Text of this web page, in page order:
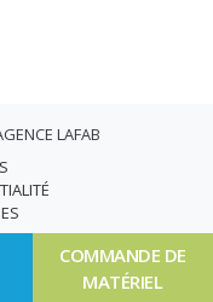
COMMANDE DE
MATÉRIEL
LAFAB